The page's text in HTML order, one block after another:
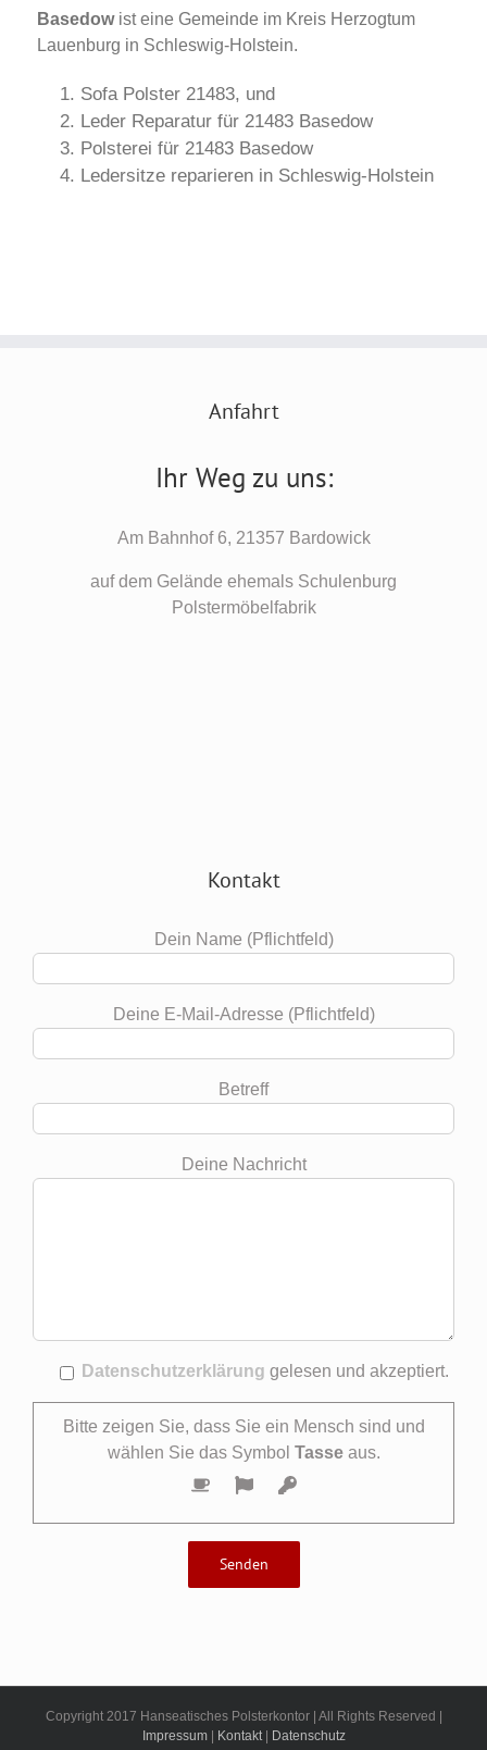
Basedowist eine Gemeinde im Kreis Herzogtum
Lauenburg in Schleswig-Holstein.
Sofa Polster 21483, und
Leder Reparatur für 21483 Basedow
Polsterei für 21483 Basedow
Ledersitze reparieren in Schleswig-Holstein
Anfahrt
Ihr Weg zu uns:
Am Bahnhof 6, 21357 Bardowick
auf dem Gelände ehemals Schulenburg
Polstermöbelfabrik
Kontakt
Dein Name (Pflichtfeld)
Deine E-Mail-Adresse (Pflichtfeld)
Betreff
Deine Nachricht
Datenschutzerklärung gelesen und akzeptiert.
Bitte zeigen Sie, dass Sie ein Mensch sind und
wählen Sie das Symbol Tasseaus.
Copyright 2017 Hanseatisches Polsterkontor | All Rights Reserved |
Impressum| Kontakt| Datenschutz